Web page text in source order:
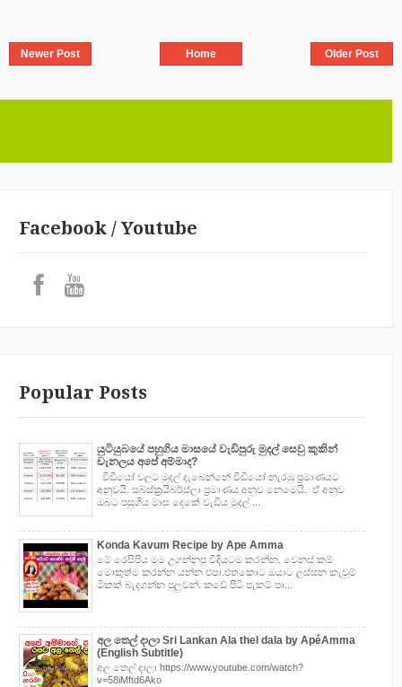
Newer Post Older Post
Home
Facebook / Youtube
Popular Posts
යුටියුබයේ පහුගිය මාසයේ වැඩිපුරු මුදල් සෙවු කුකින්
චැනලය අපේ අම්මාද?
වීඩියෝ වලට මුදල් දැබෙන්නේ වීඩියෝ නැරඹු ප්‍රමාණයට
අනුවයි. සබ්ස්ක්‍රයිබර්ස්ලා ප්‍රමාණය අනුව නෙමෙයි. ඒ අනුව
ඔබට පසුගිය මාස දෙකේ වැඩිය මුදල් ...
Konda Kavum Recipe by Ape Amma
මේ රෙසිපිය මම උගන්නපු විදියටම කරන්න. වෙනස් කම්
මොකුත්ම කරන්න යන්න එපා.එතකොට ඔයාට ලස්සන කැවුම්
ටිකක් බැදගන්න පුලුවන්. කඩේ පිටි පැකට් පා...
අල තෙල් දාලා Sri Lankan Ala thel dala by ApéAmma
(English Subtitle)
අල තෙල් දාලා https://www.youtube.com/watch?
v=58iMftd6Ako